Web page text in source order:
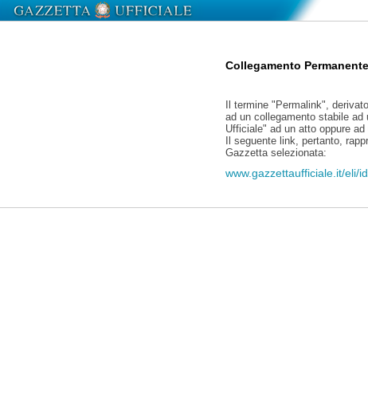
Collegamento Permanente
Il termine "Permalink",
ad un collegamento stabile
Ufficiale" ad un atto oppure
Il seguente link, pertanto,
Gazzetta selezionata:
www.gazzettaufficiale.it/eli/